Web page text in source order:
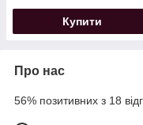
Купити
Про нас
56% позитивних з 18